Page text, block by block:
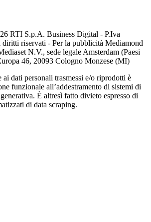
RTI S.p.A. Business Digital - P.Iva
riservati - Per la pubblicità Mediamond
N.V., sede legale Amsterdam (Paesi
46, 20093 Cologno Monzese (MI)
ai dati personali trasmessi e/o riprodotti è
funzionale all’addestramento di sistemi di
È altresì fatto divieto espresso di
di data scraping.